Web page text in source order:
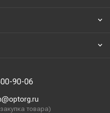
90-06
товара)